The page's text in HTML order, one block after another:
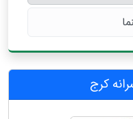
کرج